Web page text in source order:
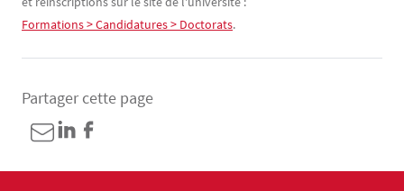
Formations > Candidatures > Doctorats.
Partager cette page